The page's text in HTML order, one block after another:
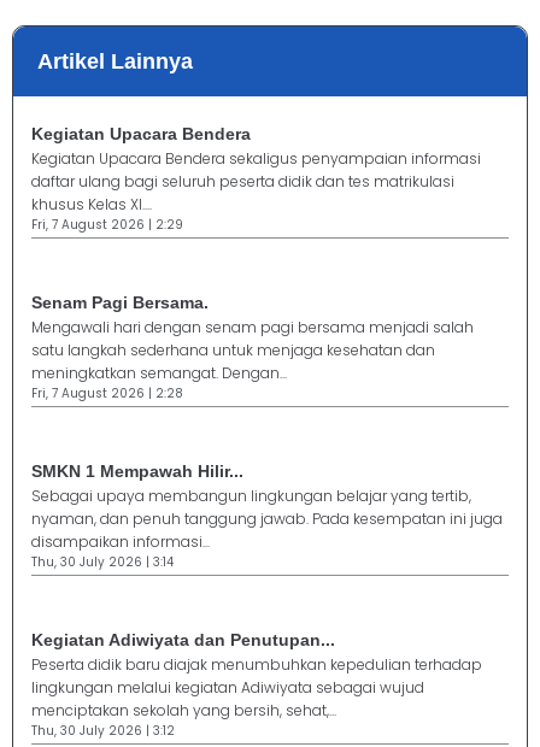
Artikel Lainnya
Kegiatan Upacara Bendera
Kegiatan Upacara Bendera sekaligus penyampaian informasi
daftar ulang bagi seluruh peserta didik dan tes matrikulasi
khusus Kelas XI....
Fri, 7 August 2026 | 2:29
Senam Pagi Bersama.
Mengawali hari dengan senam pagi bersama menjadi salah
satu langkah sederhana untuk menjaga kesehatan dan
meningkatkan semangat. Dengan...
Fri, 7 August 2026 | 2:28
SMKN 1 Mempawah Hilir...
Sebagai upaya membangun lingkungan belajar yang tertib,
nyaman, dan penuh tanggung jawab. Pada kesempatan ini juga
disampaikan informasi...
Thu, 30 July 2026 | 3:14
Kegiatan Adiwiyata dan Penutupan...
Peserta didik baru diajak menumbuhkan kepedulian terhadap
lingkungan melalui kegiatan Adiwiyata sebagai wujud
menciptakan sekolah yang bersih, sehat,...
Thu, 30 July 2026 | 3:12